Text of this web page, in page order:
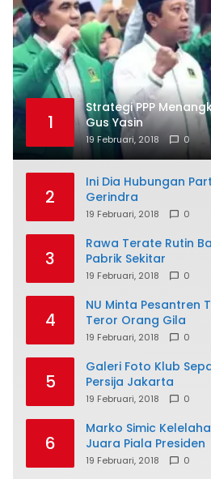
1
Strategi PPP
Gus Yasin
19 Februari, 2018 0
2
Ini Dia Hubungan
Gerindra
19 Februari, 2018 0
3
Rawa Terate Rutin
Pabrik Sekitar
19 Februari, 2018 0
4
NU Minta Pesantren
Teror Orang Gila
19 Februari, 2018 0
5
Galeri Foto Klub
Persija Jakarta
19 Februari, 2018 0
6
Marko Simic
Juara Piala Presiden
19 Februari, 2018 0